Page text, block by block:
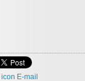
E-mail